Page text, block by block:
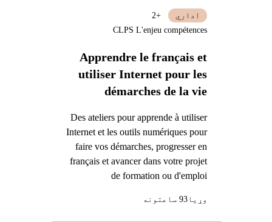
Apprendre le français et
utiliser Internet pour les
démarches de la vie
Des ateliers pour apprende à utiliser
Internet et les outils numériques pour
faire vos démarches, progresser en
français et avancer dans votre projet
de formation ou d'emploi
اداري
+2
CLPS L'enjeu compétences
وړيا93 ساعتونه